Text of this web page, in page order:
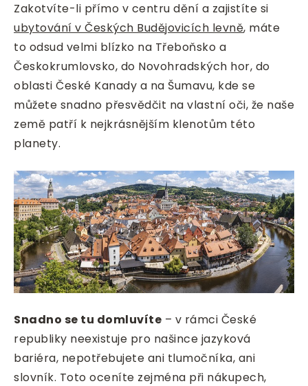
Zakotvíte-li přímo v centru dění a zajistíte si
ubytování v Českých Budějovicích levně, máte
to odsud velmi blízko na Třeboňsko a
Českokrumlovsko, do Novohradských hor, do
oblasti České Kanady a na Šumavu, kde se
můžete snadno přesvědčit na vlastní oči, že naše
země patří k nejkrásnějším klenotům této
planety.
Snadno se tu domluvíte – v rámci České
republiky neexistuje pro našince jazyková
bariéra, nepotřebujete ani tlumočníka, ani
slovník. Toto oceníte zejména při nákupech,